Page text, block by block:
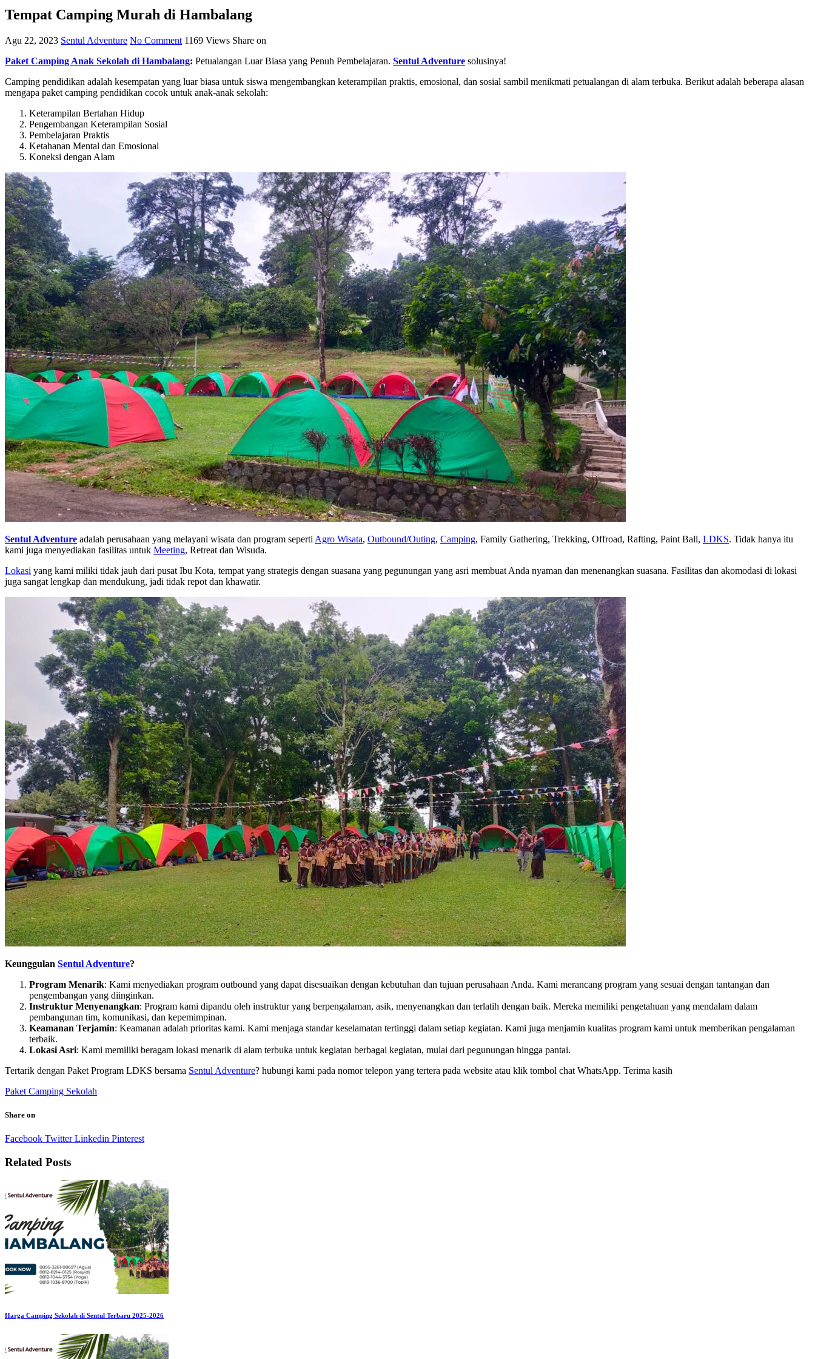
Tempat Camping Murah di Hambalang
Agu 22, 2023 Sentul Adventure No Comment 1169 Views Share on
Paket Camping Anak Sekolah di Hambalang: Petualangan Luar Biasa yang Penuh Pembelajaran. Sentul Adventure solusinya!
Camping pendidikan adalah kesempatan yang luar biasa untuk siswa mengembangkan keterampilan praktis, emosional, dan sosial sambil menikmati petualangan di alam terbuka. Berikut adalah beberapa alasan
mengapa paket camping pendidikan cocok untuk anak-anak sekolah:
Keterampilan Bertahan Hidup
Pengembangan Keterampilan Sosial
Pembelajaran Praktis
Ketahanan Mental dan Emosional
Koneksi dengan Alam
Sentul Adventure adalah perusahaan yang melayani wisata dan program seperti Agro Wisata, Outbound/Outing, Camping, Family Gathering, Trekking, Offroad, Rafting, Paint Ball, LDKS. Tidak hanya itu
kami juga menyediakan fasilitas untuk Meeting, Retreat dan Wisuda.
Lokasi yang kami miliki tidak jauh dari pusat Ibu Kota, tempat yang strategis dengan suasana yang pegunungan yang asri membuat Anda nyaman dan menenangkan suasana. Fasilitas dan akomodasi di lokasi
juga sangat lengkap dan mendukung, jadi tidak repot dan khawatir.
Keunggulan Sentul Adventure?
Program Menarik: Kami menyediakan program outbound yang dapat disesuaikan dengan kebutuhan dan tujuan perusahaan Anda. Kami merancang program yang sesuai dengan tantangan dan
pengembangan yang diinginkan.
Instruktur Menyenangkan: Program kami dipandu oleh instruktur yang berpengalaman, asik, menyenangkan dan terlatih dengan baik. Mereka memiliki pengetahuan yang mendalam dalam
pembangunan tim, komunikasi, dan kepemimpinan.
Keamanan Terjamin: Keamanan adalah prioritas kami. Kami menjaga standar keselamatan tertinggi dalam setiap kegiatan. Kami juga menjamin kualitas program kami untuk memberikan pengalaman
terbaik.
Lokasi Asri: Kami memiliki beragam lokasi menarik di alam terbuka untuk kegiatan berbagai kegiatan, mulai dari pegunungan hingga pantai.
Tertarik dengan Paket Program LDKS bersama Sentul Adventure? hubungi kami pada nomor telepon yang tertera pada website atau klik tombol chat WhatsApp. Terima kasih
Paket Camping Sekolah
Share on
Facebook TwitterLinkedin Pinterest
Related Posts
Harga Camping Sekolah di Sentul Terbaru 2025-2026